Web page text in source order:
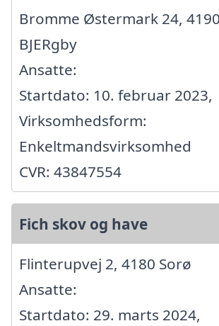
Bromme Østermark 24,
BJERgby
Ansatte:
Startdato: 10. februar 2023,
Virksomhedsform:
Enkeltmandsvirksomhed
CVR: 43847554
Fich skov og have
Flinterupvej 2, 4180 Sorø
Ansatte:
Startdato: 29. marts 2024,